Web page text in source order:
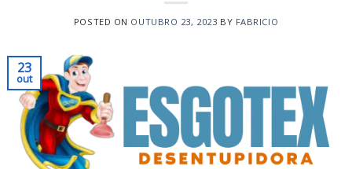
POSTED ON OUTUBRO 23, 2023 BY FABRICIO
23
out